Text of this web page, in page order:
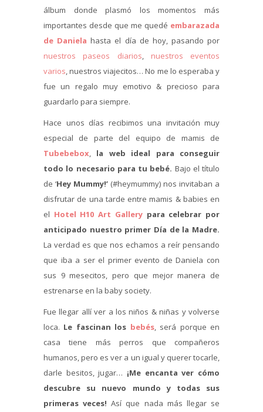
álbum donde plasmó los momentos más
importantes desde que me quedé embarazada
de Daniela hasta el día de hoy, pasando por
nuestros paseos diarios, nuestros eventos
varios, nuestros viajecitos… No me lo esperaba y
fue un regalo muy emotivo & precioso para
guardarlo para siempre.
Hace unos días recibimos una invitación muy
especial de parte del equipo de mamis de
Tubebebox, la web ideal para conseguir
todo lo necesario para tu bebé. Bajo el título
de ‘Hey Mummy!’ (#heymummy) nos invitaban a
disfrutar de una tarde entre mamis & babies en
el Hotel H10 Art Gallerypara celebrar por
anticipado nuestro primer Día de la Madre.
La verdad es que nos echamos a reír pensando
que iba a ser el primer evento de Daniela con
sus 9 mesecitos, pero que mejor manera de
estrenarse en la baby society.
Fue llegar allí ver a los niños & niñas y volverse
loca. Le fascinan los bebés, será porque en
casa tiene más perros que compañeros
humanos, pero es ver a un igual y querer tocarle,
darle besitos, jugar… ¡Me encanta ver cómo
descubre su nuevo mundo y todas sus
primeras veces! Así que nada más llegar se